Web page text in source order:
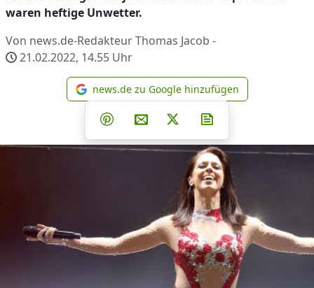
waren heftige Unwetter.
Von news.de-Redakteur Thomas Jacob -
21.02.2022, 14.55 Uhr
news.de zu Google
news.de zu Google hinzufügen
Teilen auf Facebook
Teilen auf Whatsapp
Teilen auf Telegram
Teilen auf Pinterest
Per E-Mail teilen
Post auf X